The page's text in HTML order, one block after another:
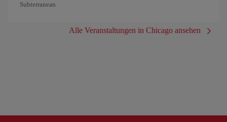
Subterranean
Alle Veranstaltungen in Chicago ansehen